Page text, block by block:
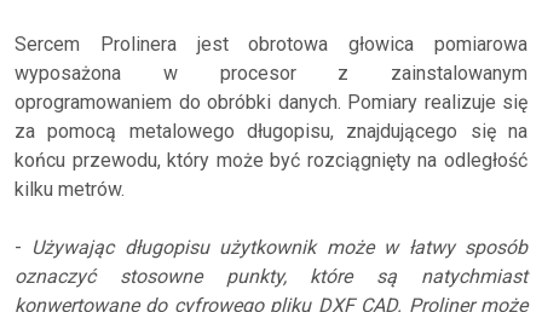
Sercem Prolinera jest obrotowa głowica pomiarowa
wyposażona w procesor z zainstalowanym
oprogramowaniem do obróbki danych. Pomiary realizuje się
za pomocą metalowego długopisu, znajdującego się na
końcu przewodu, który może być rozciągnięty na odległość
kilku metrów.
- Używając długopisu użytkownik może w łatwy sposób
oznaczyć stosowne punkty, które są natychmiast
konwertowane do cyfrowego pliku DXF CAD. Proliner może